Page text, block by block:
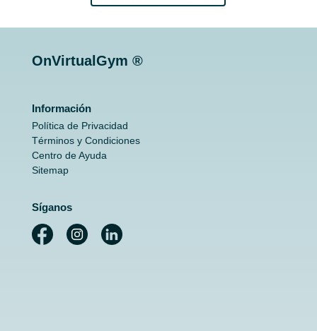
OnVirtualGym ®
Información
Política de Privacidad
Términos y Condiciones
Centro de Ayuda
Sitemap
Síganos